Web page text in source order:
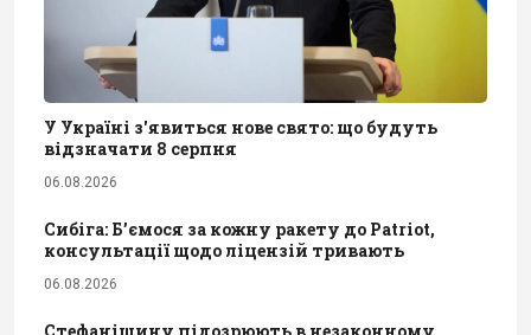
У Україні з'явиться нове свято: що будуть
відзначати 8 серпня
06.08.2026
Сибіга: Б’ємося за кожну ракету до Patriot,
консультації щодо ліцензій тривають
06.08.2026